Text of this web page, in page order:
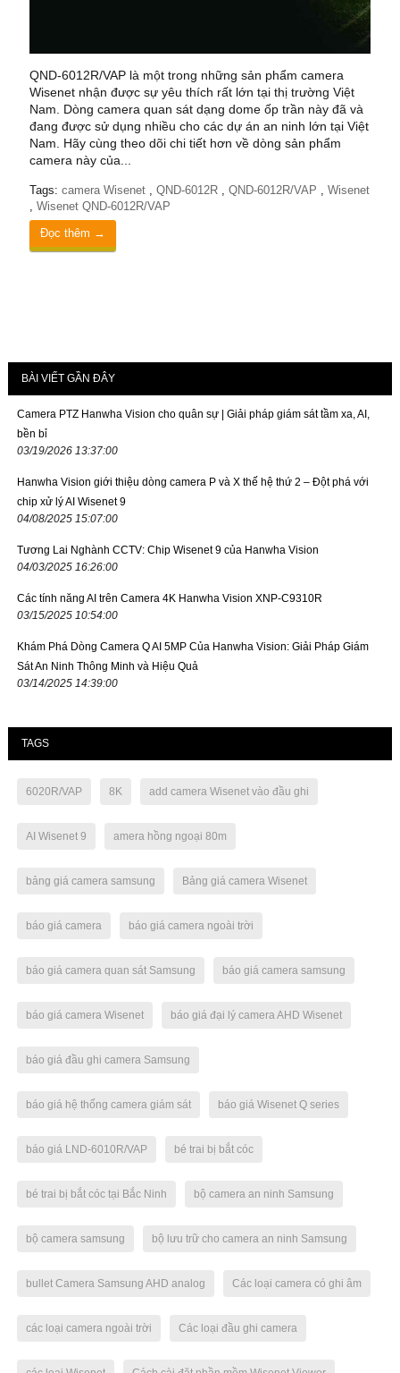
QND-6012R/VAP là một trong những sản phẩm camera
Wisenet nhận được sự yêu thích rất lớn tại thị trường Việt
Nam. Dòng camera quan sát dạng dome ốp trần này đã và
đang được sử dụng nhiều cho các dự án an ninh lớn tại Việt
Nam. Hãy cùng theo dõi chi tiết hơn về dòng sản phẩm
camera này của...
Tags: camera Wisenet QND-6012R QND-6012R/VAP
Wisenet
Wisenet QND-6012R/VAP
Đọc thêm →
BÀI VIẾT GẦN ĐÂY
Camera PTZ Hanwha Vision cho quân sự | Giải pháp giám sát tầm xa, AI,
bền bỉ
03/19/2026 13:37:00
Hanwha Vision giới thiệu dòng camera P và X thế hệ thứ 2 – Đột phá với
chip xử lý AI Wisenet 9
04/08/2025 15:07:00
Tương Lai Nghành CCTV: Chip Wisenet 9 của Hanwha Vision
04/03/2025 16:26:00
Các tính năng AI trên Camera 4K Hanwha Vision XNP-C9310R
03/15/2025 10:54:00
Khám Phá Dòng Camera Q AI 5MP Của Hanwha Vision: Giải Pháp Giám
Sát An Ninh Thông Minh và Hiệu Quả
03/14/2025 14:39:00
TAGS
6020R/VAP 8K add camera Wisenet vào đầu ghi
AI Wisenet 9 amera hồng ngoại 80m
bảng giá camera samsung Bảng giá camera Wisenet
báo giá camera báo giá camera ngoài trời
báo giá camera quan sát Samsung báo giá camera samsung
báo giá camera Wisenet báo giá đại lý camera AHD Wisenet
báo giá đầu ghi camera Samsung
báo giá hệ thống camera giám sát báo giá Wisenet Q series
báo giá LND-6010R/VAP bé trai bị bắt cóc
bé trai bị bắt cóc tại Bắc Ninh bộ camera an ninh Samsung
bộ camera samsung bộ lưu trữ cho camera an ninh Samsung
bullet Camera Samsung AHD analog Các loại camera có ghi âm
các loại camera ngoài trời Các loại đầu ghi camera